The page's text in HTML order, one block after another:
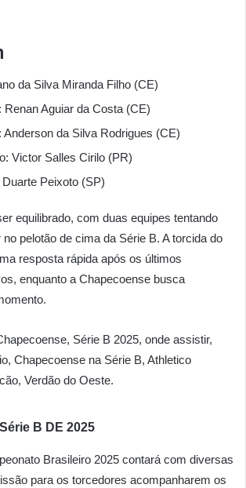
da Silva Miranda Filho (CE)
Renan Aguiar da Costa (CE)
Anderson da Silva Rodrigues (CE)
Victor Salles Cirilo (PR)
Peixoto (SP)
equilibrado, com duas equipes tentando
pelotão de cima da Série B. A torcida do
resposta rápida após os últimos
enquanto a Chapecoense busca
Série B 2025, onde assistir,
Chapecoense na Série B, Athletico
Verdão do Oeste.
B DE 2025
Brasileiro 2025 contará com diversas
para os torcedores acompanharem os